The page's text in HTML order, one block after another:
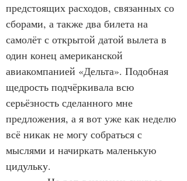
предстоящих расходов, связанных со
сборами, а также два билета на
самолёт с открытой датой вылета в
один конец американской
авиакомпанией «Дельта». Подобная
щедрость подчёркивала всю
серьёзность сделанного мне
предложения, а я вот уже как неделю
всё никак не могу собраться с
мыслями и начиркать маленькую
цидульку.